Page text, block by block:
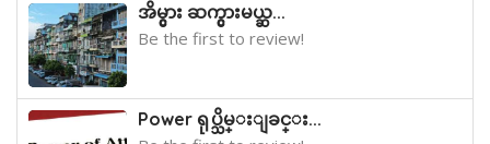
အိမ္ငွား ဆက္ငွားမယ္ဆ...
Be the first to review!
Power ရုပ္သိမ္းျခင္း...